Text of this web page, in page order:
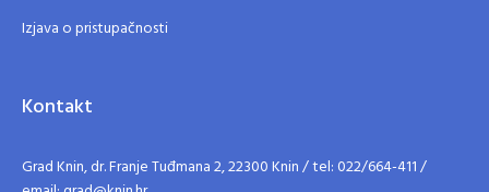
Izjava o pristupačnosti
Kontakt
Grad Knin, dr. Franje Tuđmana 2, 22300 Knin / tel: 022/664-411 /